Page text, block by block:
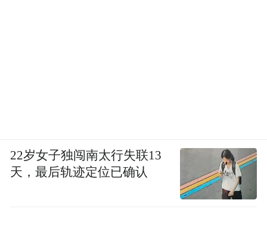
22岁女子独闯南太行失联13
天，最后轨迹定位已确认